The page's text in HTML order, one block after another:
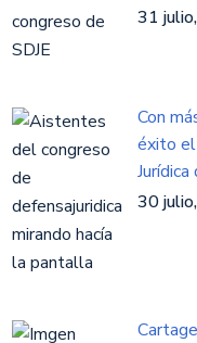
31
Con
éxito el
30